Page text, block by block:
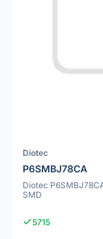
Diotec
P6SMBJ78CA
Diotec
SMD
5715